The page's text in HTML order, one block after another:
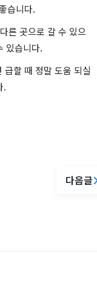
습니다.
른 곳으로 갈 수 있으
있습니다.
할 때 정말 도움 되실
.
다음글